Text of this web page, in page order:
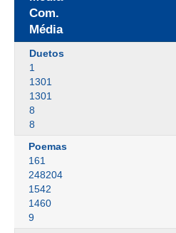
Com.
Média
Duetos
1
1301
1301
8
8
Poemas
161
248204
1542
1460
9